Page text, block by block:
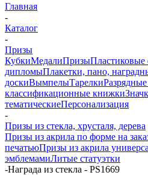
Главная
-
Каталог
-
Призы
КубкиМедалиПризыПластиковые
дипломыПлакетки, пано,
доскиВымпелыТарелки
классификационные книжки
тематическиеПерсонализация
-
Призы из стекла, хрусталя, дерева
Призы из акрила по форме на
печатьюПризы из акрила
эмблемамиЛитые статуэтки
-Награда из стекла - PS1669